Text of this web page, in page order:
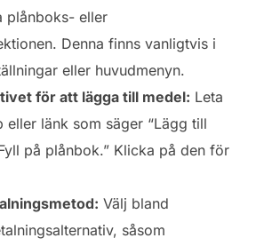
plånboks- eller
Denna finns vanligtvis i
eller huvudmenyn.
för att lägga till medel: Leta
eller länk som säger “Lägg till
på plånbok.” Klicka på den för
Välj bland
såsom